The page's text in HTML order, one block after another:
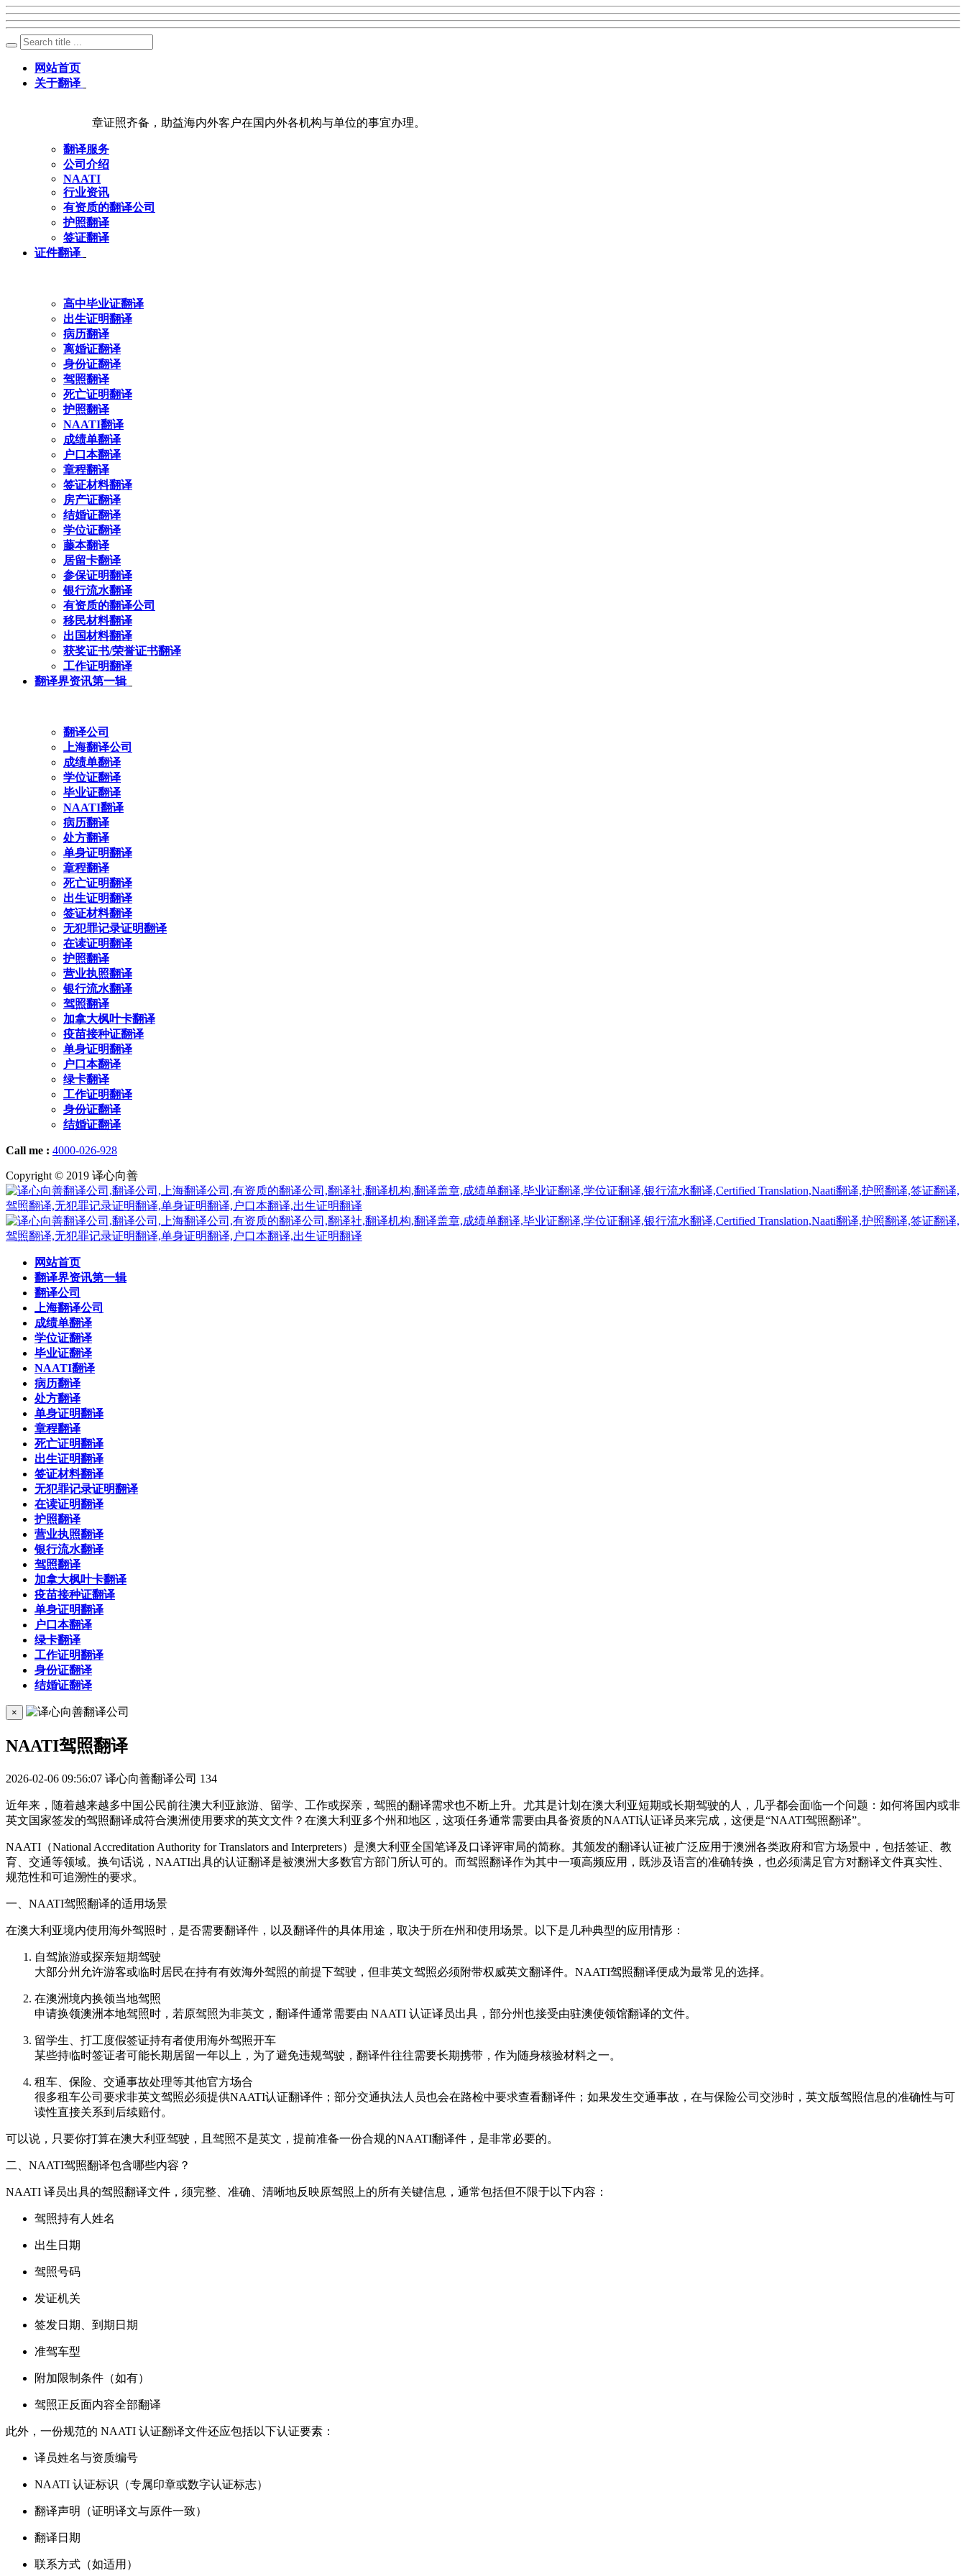
网站首页
关于翻译
章证照齐备，助益海内外客户在国内外各机构与单位的事宜办理。
翻译服务
公司介绍
NAATI
行业资讯
有资质的翻译公司
护照翻译
签证翻译
证件翻译
高中毕业证翻译
出生证明翻译
病历翻译
离婚证翻译
身份证翻译
驾照翻译
死亡证明翻译
护照翻译
NAATI翻译
成绩单翻译
户口本翻译
章程翻译
签证材料翻译
房产证翻译
结婚证翻译
学位证翻译
藤本翻译
居留卡翻译
参保证明翻译
银行流水翻译
有资质的翻译公司
移民材料翻译
出国材料翻译
获奖证书/荣誉证书翻译
工作证明翻译
翻译界资讯第一辑
翻译公司
上海翻译公司
成绩单翻译
学位证翻译
毕业证翻译
NAATI翻译
病历翻译
处方翻译
单身证明翻译
章程翻译
死亡证明翻译
出生证明翻译
签证材料翻译
无犯罪记录证明翻译
在读证明翻译
护照翻译
营业执照翻译
银行流水翻译
驾照翻译
加拿大枫叶卡翻译
疫苗接种证翻译
单身证明翻译
户口本翻译
绿卡翻译
工作证明翻译
身份证翻译
结婚证翻译
Call me : 4000-026-928
Copyright © 2019 译心向善
网站首页
翻译界资讯第一辑
翻译公司
上海翻译公司
成绩单翻译
学位证翻译
毕业证翻译
NAATI翻译
病历翻译
处方翻译
单身证明翻译
章程翻译
死亡证明翻译
出生证明翻译
签证材料翻译
无犯罪记录证明翻译
在读证明翻译
护照翻译
营业执照翻译
银行流水翻译
驾照翻译
加拿大枫叶卡翻译
疫苗接种证翻译
单身证明翻译
户口本翻译
绿卡翻译
工作证明翻译
身份证翻译
结婚证翻译
×
NAATI驾照翻译
2026-02-06 09:56:07 译心向善翻译公司 134
近年来，随着越来越多中国公民前往澳大利亚旅游、留学、工作或探亲，驾照的翻译需求也不断上升。尤其是计划在澳大利亚短期或长期驾驶的人，几乎都会面临一个问题：如何将国内或非
英文国家签发的驾照翻译成符合澳洲使用要求的英文文件？在澳大利亚多个州和地区，这项任务通常需要由具备资质的NAATI认证译员来完成，这便是“NAATI驾照翻译”。
NAATI（National Accreditation Authority for Translators and Interpreters）是澳大利亚全国笔译及口译评审局的简称。其颁发的翻译认证被广泛应用于澳洲各类政府和官方场景中，包括签证、教
育、交通等领域。换句话说，NAATI出具的认证翻译是被澳洲大多数官方部门所认可的。而驾照翻译作为其中一项高频应用，既涉及语言的准确转换，也必须满足官方对翻译文件真实性、
规范性和可追溯性的要求。
一、NAATI驾照翻译的适用场景
在澳大利亚境内使用海外驾照时，是否需要翻译件，以及翻译件的具体用途，取决于所在州和使用场景。以下是几种典型的应用情形：
自驾旅游或探亲短期驾驶
大部分州允许游客或临时居民在持有有效海外驾照的前提下驾驶，但非英文驾照必须附带权威英文翻译件。NAATI驾照翻译便成为最常见的选择。
在澳洲境内换领当地驾照
申请换领澳洲本地驾照时，若原驾照为非英文，翻译件通常需要由 NAATI 认证译员出具，部分州也接受由驻澳使领馆翻译的文件。
留学生、打工度假签证持有者使用海外驾照开车
某些持临时签证者可能长期居留一年以上，为了避免违规驾驶，翻译件往往需要长期携带，作为随身核验材料之一。
租车、保险、交通事故处理等其他官方场合
很多租车公司要求非英文驾照必须提供NAATI认证翻译件；部分交通执法人员也会在路检中要求查看翻译件；如果发生交通事故，在与保险公司交涉时，英文版驾照信息的准确性与可
读性直接关系到后续赔付。
可以说，只要你打算在澳大利亚驾驶，且驾照不是英文，提前准备一份合规的NAATI翻译件，是非常必要的。
二、NAATI驾照翻译包含哪些内容？
NAATI 译员出具的驾照翻译文件，须完整、准确、清晰地反映原驾照上的所有关键信息，通常包括但不限于以下内容：
驾照持有人姓名
出生日期
驾照号码
发证机关
签发日期、到期日期
准驾车型
附加限制条件（如有）
驾照正反面内容全部翻译
此外，一份规范的 NAATI 认证翻译文件还应包括以下认证要素：
译员姓名与资质编号
NAATI 认证标识（专属印章或数字认证标志）
翻译声明（证明译文与原件一致）
翻译日期
联系方式（如适用）